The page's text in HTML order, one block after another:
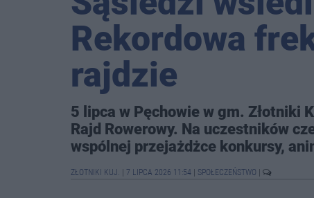
Rekordowa
rajdzie
5 lipca w Pęchowie w gm. Złotniki
Rajd Rowerowy. Na uczestników
wspólnej przejażdżce konkursy,
ZŁOTNIKI KUJ. 7 LIPCA 2026 11:54 SPOŁECZEŃSTWO